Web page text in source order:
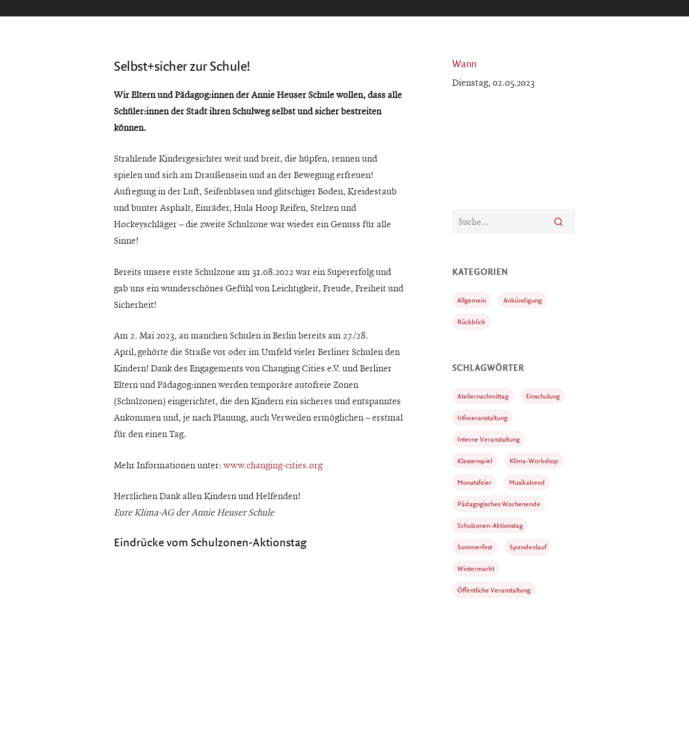
Mit Eingabetaste Suche starten oder mit ESC abbrechen
Selbst+sicher zur Schule!
Wir Eltern und Pädagog:innen der Annie Heuser Schule wollen, dass alle
Schüler:innen der Stadt ihren Schulweg selbst und sicher bestreiten
können.
Strahlende Kindergesichter weit und breit, die hüpfen, rennen und
spielen und sich am Draußensein und an der Bewegung erfreuen!
Aufregung in der Luft, Seifenblasen und glitschiger Boden, Kreidestaub
und bunter Asphalt, Einräder, Hula Hoop Reifen, Stelzen und
Hockeyschläger – die zweite Schulzone war wieder ein Genuss für alle
Sinne!
Bereits unsere erste Schulzone am 31.08.2022 war ein Supererfolg und
gab uns ein wunderschönes Gefühl von Leichtigkeit, Freude, Freiheit und
Sicherheit!
Am 2. Mai 2023, an manchen Schulen in Berlin bereits am 27./28.
April, gehörte die Straße vor oder im Umfeld vieler Berliner Schulen den
Kindern! Dank des Engagements von Changing Cities e.V. und Berliner
Eltern und Pädagog:innen werden temporäre autofreie Zonen
(Schulzonen) eingerichtet, die den Kindern ein sicheres und entspanntes
Ankommen und, je nach Planung, auch Verweilen ermöglichen – erstmal
für den einen Tag.
Mehr Informationen unter:www.changing-cities.org
Herzlichen Dank allen Kindern und Helfenden!
Eure Klima-AG der Annie Heuser Schule
Eindrücke vom Schulzonen-Aktionstag
Wann
Dienstag, 02.05.2023
KATEGORIEN
Allgemein Ankündigung
Rückblick
SCHLAGWÖRTER
Ateliernachmittag Einschulung
Infoveranstaltung
Interne Veranstaltung
Klassenspiel Klima-Workshop
Monatsfeier Musikabend
Pädagogisches Wochenende
Schulzonen-Aktionstag
Sommerfest Spendenlauf
Wintermarkt
Öffentliche Veranstaltung